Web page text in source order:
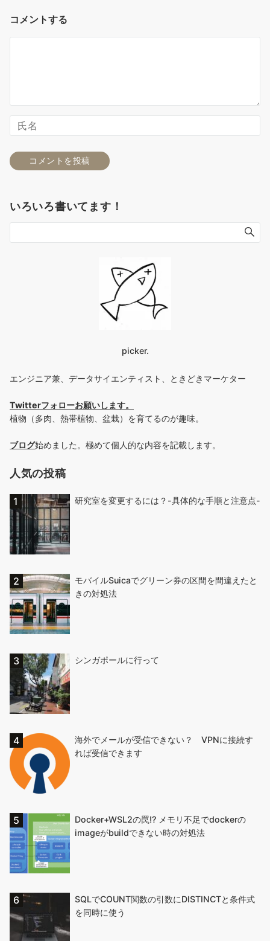
コメントする
いろいろ書いてます！
picker.
エンジニア兼、データサイエンティスト、ときどきマーケター
Twitterフォローお願いします。
植物（多肉、熱帯植物、盆栽）を育てるのが趣味。
ブログ始めました。極めて個人的な内容を記載します。
人気の投稿
研究室を変更するには？-具体的な手順と注意点-
モバイルSuicaでグリーン券の区間を間違えたと
きの対処法
シンガポールに行って
海外でメールが受信できない？ VPNに接続す
れば受信できます
Docker+WSL2の罠!? メモリ不足でdockerの
imageがbuildできない時の対処法
SQLでCOUNT関数の引数にDISTINCTと条件式
を同時に使う